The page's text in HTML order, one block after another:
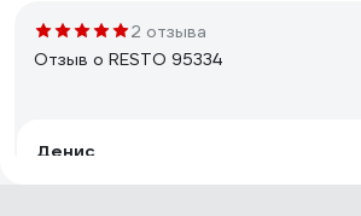
2 отзыва
Отзыв о RESTO 95334
Денис
Режет бумагу без нажима.